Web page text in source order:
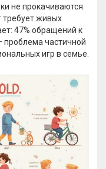
не прокачиваются.
требует живых
47% обращений к
проблема частичной
игр в семье.